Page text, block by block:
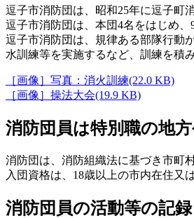
逗子市消防団は、昭和25年に逗子町
逗子市消防団は、本団4名をはじめ
逗子市消防団は、規律ある部隊行動
水訓練等を実施するなど、訓練を積
［画像］写真：消火訓練(22.0 KB)
［画像］操法大会(19.9 KB)
消防団員は特別職の地
消防団は、消防組織法に基づき市町
入団資格は、18歳以上の市内在住又
消防団員の活動等の記録